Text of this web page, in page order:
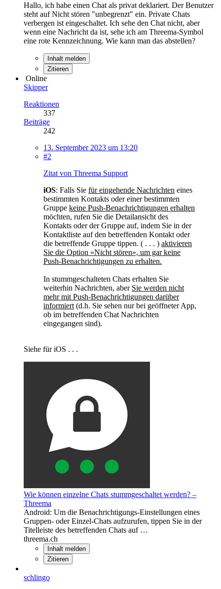
Hallo, ich habe einen Chat als privat deklariert. Der Benutzer
steht auf Nicht stören "unbegrenzt" ein. Private Chats
verbergen ist eingeschaltet. Ich sehe den Chat nicht, aber
wenn eine Nachricht da ist, sehe ich am Threema-Symbol
eine rote Kennzeichnung. Wie kann man das abstellen?
Inhalt melden
Zitieren
Online
Skipper
Reaktionen
337
Beiträge
242
13. September 2023 um 13:20
#2
Zitat von Threema Support
iOS: Falls Sie für eingehende Nachrichten eines
bestimmten Kontakts oder einer bestimmten
Gruppe keine Push-Benachrichtigungen erhalten
möchten, rufen Sie die Detailansicht des
Kontakts oder der Gruppe auf, indem Sie in der
Kontaktliste auf den betreffenden Kontakt oder
die betreffende Gruppe tippen. ( . . . ) aktivieren
Sie die Option «Nicht stören», um gar keine
Push-Benachrichtigungen zu erhalten.
In stummgeschalteten Chats erhalten Sie
weiterhin Nachrichten, aber Sie werden nicht
mehr mit Push-Benachrichtigungen darüber
informiert (d.h. Sie sehen nur bei geöffneter App,
ob im betreffenden Chat Nachrichten
eingegangen sind).
Siehe für iOS . . .
Wie können einzelne Chats stummgeschaltet werden? –
Threema
Android: Um die Benachrichtigungs-Einstellungen eines
Gruppen- oder Einzel-Chats aufzurufen, tippen Sie in der
Titelleiste des betreffenden Chats auf …
threema.ch
Inhalt melden
Zitieren
schlingo